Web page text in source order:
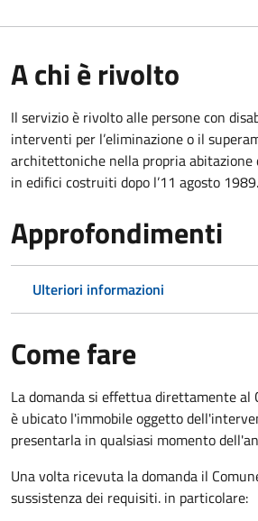
A chi è rivolto
Il servizio è rivolto alle persone con
interventi per l’eliminazione o il
architettoniche nella propria abitazione
in edifici costruiti dopo l’11 agosto 1989.
Approfondimenti
Ulteriori informazioni
Come fare
La domanda si effettua direttamente al
è ubicato l'immobile oggetto
presentarla in qualsiasi momento
Una volta ricevuta la domanda il
sussistenza dei requisiti. in particolare: